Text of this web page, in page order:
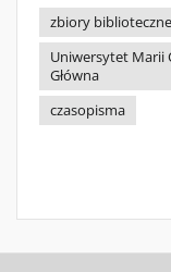
zbiory biblioteczne
Uniwersytet Marii
Główna
czasopisma